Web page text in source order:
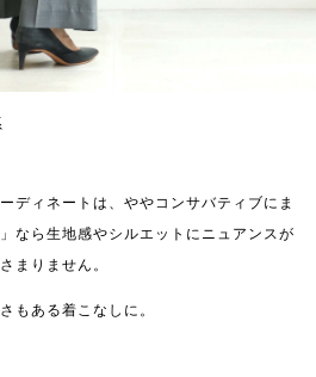
ディネートは、ややコンサバティブにま
なら生地感やシルエットにニュアンスが
まりません。
もある着こなしに。